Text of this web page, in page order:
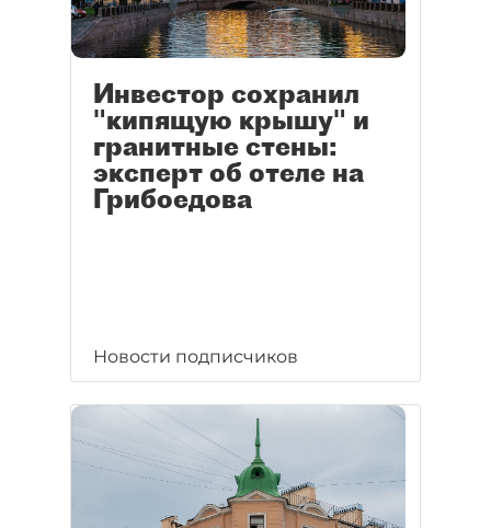
Инвестор сохранил
"кипящую крышу" и
гранитные стены:
эксперт об отеле на
Грибоедова
Новости подписчиков